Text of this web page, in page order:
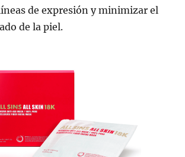
de expresión y minimizar el
de la piel.